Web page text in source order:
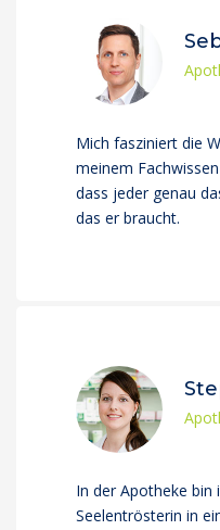
Mich fasziniert die
meinem
dass jeder genau
das er braucht.
In der Apotheke bin
Seelentrösterin in